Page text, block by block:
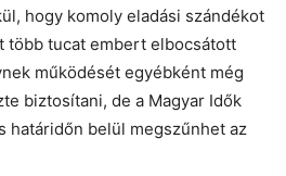
hogy komoly eladási szándékot
több tucat embert elbocsátott
működését egyébként még
biztosítani, de a Magyar Idők
határidőn belül megszűnhet az